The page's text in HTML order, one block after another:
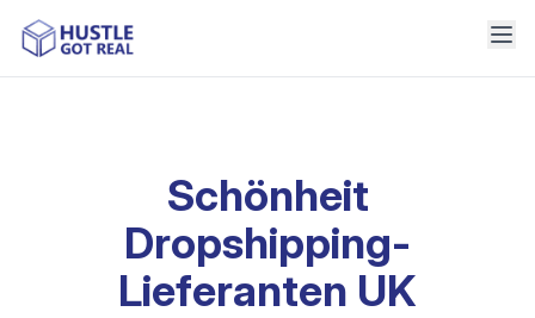
Schönheit
Dropshipping-
Lieferanten UK